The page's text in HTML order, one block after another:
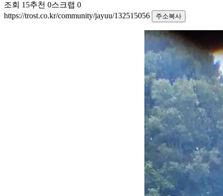
조회 15추천 0스크랩 0
https://trost.co.kr/community/jayuu/132515056
주소복사